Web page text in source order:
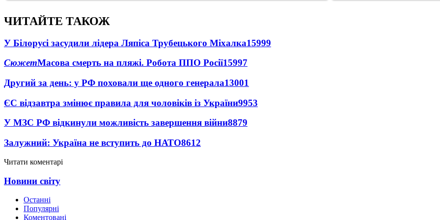
ЧИТАЙТЕ ТАКОЖ
У Білорусі засудили лідера Ляпіса Трубецького Міхалка15999
СюжетМасова смерть на пляжі. Робота ППО Росії15997
Другий за день: у РФ поховали ще одного генерала13001
ЄС відзавтра змінює правила для чоловіків із України9953
У МЗС РФ відкинули можливість завершення війни8879
Залужний: Україна не вступить до НАТО8612
Читати коментарі
Новини світу
Останні
Популярні
Коментовані